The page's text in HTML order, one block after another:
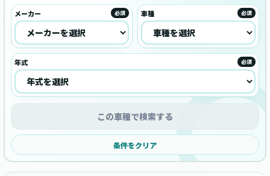
メーカー 必須 車種 必須
年式 必須
この車種で検索する
条件をクリア